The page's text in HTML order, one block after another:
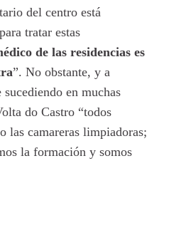
del centro está
tratar estas
de las residencias es
”. No obstante, y a
en muchas
do Castro “todos
las camareras limpiadoras;
la formación y somos